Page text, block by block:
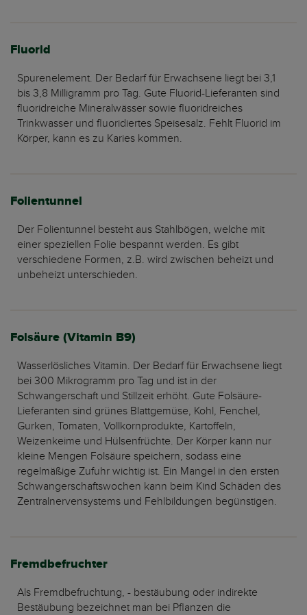
Fluorid
Spurenelement. Der Bedarf für Erwachsene liegt bei 3,1
bis 3,8 Milligramm pro Tag. Gute Fluorid-Lieferanten sind
fluoridreiche Mineralwässer sowie fluoridreiches
Trinkwasser und fluoridiertes Speisesalz. Fehlt Fluorid im
Körper, kann es zu Karies kommen.
Folientunnel
Der Folientunnel besteht aus Stahlbögen, welche mit
einer speziellen Folie bespannt werden. Es gibt
verschiedene Formen, z.B. wird zwischen beheizt und
unbeheizt unterschieden.
Folsäure (Vitamin B9)
Wasserlösliches Vitamin. Der Bedarf für Erwachsene liegt
bei 300 Mikrogramm pro Tag und ist in der
Schwangerschaft und Stillzeit erhöht. Gute Folsäure-
Lieferanten sind grünes Blattgemüse, Kohl, Fenchel,
Gurken, Tomaten, Vollkornprodukte, Kartoffeln,
Weizenkeime und Hülsenfrüchte. Der Körper kann nur
kleine Mengen Folsäure speichern, sodass eine
regelmäßige Zufuhr wichtig ist. Ein Mangel in den ersten
Schwangerschaftswochen kann beim Kind Schäden des
Zentralnervensystems und Fehlbildungen begünstigen.
Fremdbefruchter
Als Fremdbefruchtung, - bestäubung oder indirekte
Bestäubung bezeichnet man bei Pflanzen die